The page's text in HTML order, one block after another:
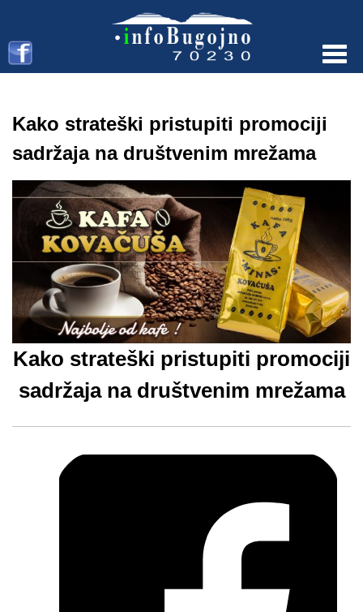
Kako strateški pristupiti promociji
sadržaja na društvenim mrežama
Kako strateški pristupiti promociji
sadržaja na društvenim mrežama